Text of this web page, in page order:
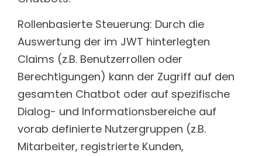
Rollenbasierte Steuerung: Durch die
Auswertung der im JWT hinterlegten
Claims (z.B. Benutzerrollen oder
Berechtigungen) kann der Zugriff auf den
gesamten Chatbot oder auf spezifische
Dialog- und Informationsbereiche auf
vorab definierte Nutzergruppen (z.B.
Mitarbeiter, registrierte Kunden,